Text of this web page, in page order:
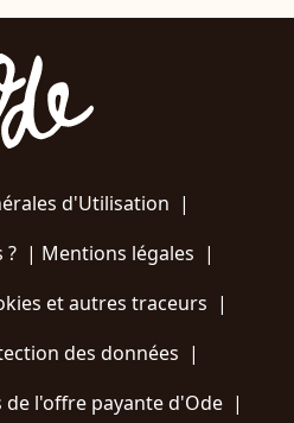
d'Utilisation |
?| Mentions légales |
et autres traceurs |
des données |
de l'offre payante d'Ode |